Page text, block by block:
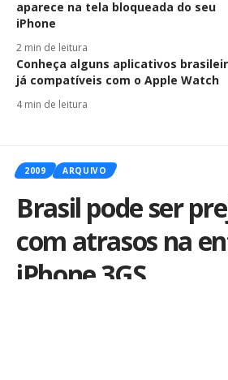
aparece na tela bloqueada do seu
iPhone
2 min de leitura
Conheça alguns aplicativos
já compatíveis com o Apple Watch
4 min de leitura
2009 ARQUIVO
Brasil pode ser
com atrasos na
iPhone 3GS